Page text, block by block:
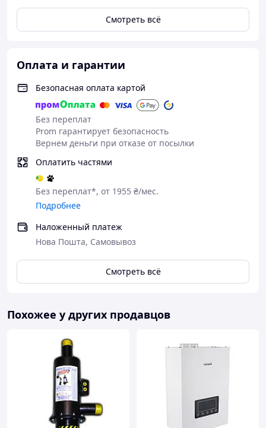
комплектующие; гарантия 30 месяцев на них.
Симисторное управление — исключительно
выходит из строя.
«щелчки», характерные для других котлов.
Интеллектуальная система поддержания
температуры — способствует более
длительному сроку службы всей системы
отопления.
Устойчивость к перепадам напряжения (от
160 до 270 В) и автоматическое ограничение
мощности при одновременном включении
других мощных приборов.
х Г мм = 585 х 247 х 220
Смотреть всё
Оплата и гарантии
Безопасная оплата картой
Без переплат
Prom гарантирует безопасность
Вернем деньги при отказе от посылки
Оплатить частями
Без переплат*, от 1955 ₴/мес.
Подробнее
Наложенный платеж
Нова Пошта, Самовывоз
Смотреть всё
Похожее у других продавцов